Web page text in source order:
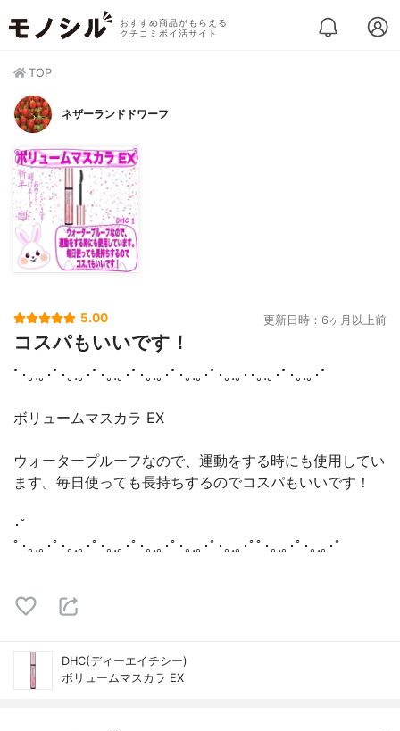
おすすめ商品がもらえる
クチコミポイ活サイト
TOP
ネザーランドドワーフ
5.00 更新日時：6ヶ月以上前
コスパもいいです！
ﾟ･｡.｡･ﾟ･｡.｡･ﾟ･｡.｡･ﾟ･｡.｡･ﾟ･｡.｡･ﾟ･｡.｡･･｡.｡･ﾟ･｡.｡･ﾟ
ボリュームマスカラ EX
ウォータープルーフなので、運動をする時にも使用してい
ます。毎日使っても長持ちするのでコスパもいいです！
･ﾟ
ﾟ･｡.｡･ﾟ･｡.｡･ﾟ･｡.｡･ﾟ･｡.｡･ﾟ･｡.｡･ﾟ･｡.｡･ﾟﾟ･｡.｡･ﾟ･｡.｡･ﾟ
DHC(ディーエイチシー)
ボリュームマスカラ EX